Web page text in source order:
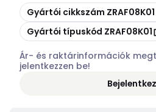
Másolás
Gyártói cikkszám ZRAF08K01
Másolás
Gyártói típuskód ZRAF08K01
Ár- és raktárinformációk
jelentkezzen be!